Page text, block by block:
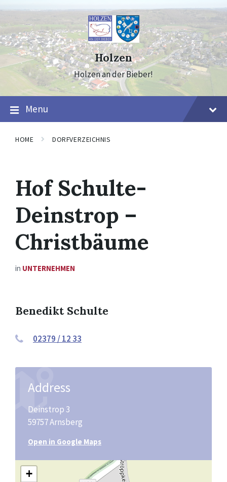
to
content
to
navigation
to
footer
Holzen
Holzen an der Bieber!
Menu
HOME DORFVERZEICHNIS
Hof Schulte-
Deinstrop –
Christbäume
in UNTERNEHMEN
Benedikt Schulte
02379 / 12 33
Address
Deinstrop 3
59757 Arnsberg
Open in Google Maps
+